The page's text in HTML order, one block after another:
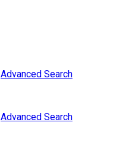
Advanced Search
Advanced Search